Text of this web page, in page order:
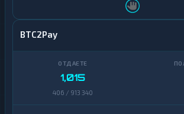
BTC2Pay
1,015
406 / 913 340